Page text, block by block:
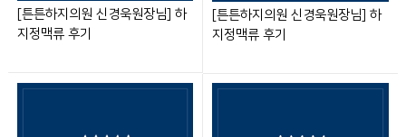
[튼튼하지의원 신경욱원장님] 하
지정맥류 후기
[튼튼하지의원 신경욱원장님] 하
지정맥류 후기